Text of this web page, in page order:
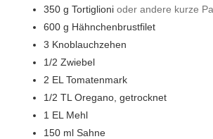
350 g Tortiglioni oder andere kurze
600 g Hähnchenbrustfilet
3 Knoblauchzehen
1/2 Zwiebel
2 EL Tomatenmark
1/2 TL Oregano, getrocknet
1 EL Mehl
150 ml Sahne